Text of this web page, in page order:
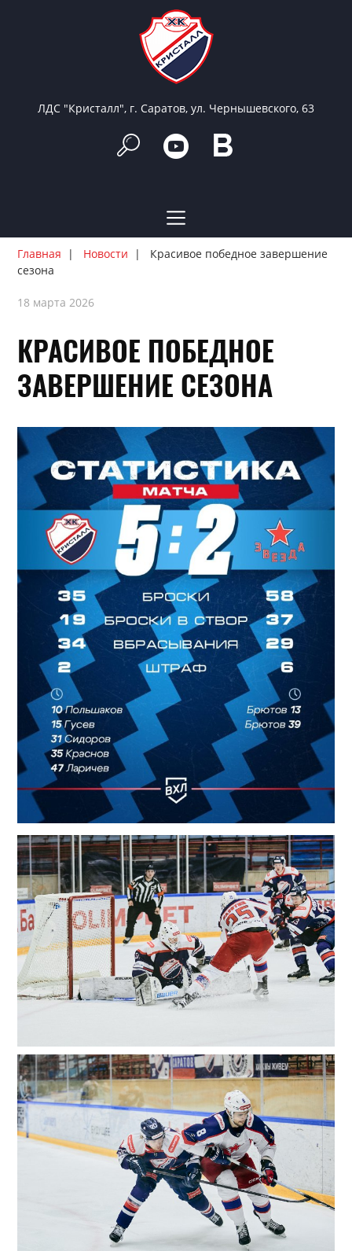
ЛДС "Кристалл", г. Саратов, ул. Чернышевского, 63
Главная Новости
Красивое победное завершение
сезона
18 марта 2026
КРАСИВОЕ ПОБЕДНОЕ
ЗАВЕРШЕНИЕ СЕЗОНА